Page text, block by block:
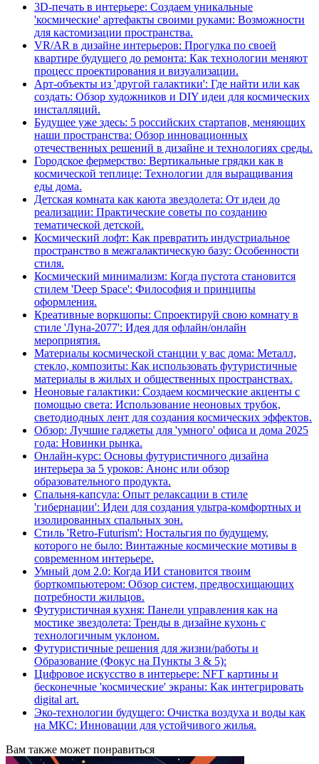
3D-печать в интерьере: Создаем уникальные
'космические' артефакты своими руками: Возможности
для кастомизации пространства.
VR/AR в дизайне интерьеров: Прогулка по своей
квартире будущего до ремонта: Как технологии меняют
процесс проектирования и визуализации.
Арт-объекты из 'другой галактики': Где найти или как
создать: Обзор художников и DIY идеи для космических
инсталляций.
Будущее уже здесь: 5 российских стартапов, меняющих
наши пространства: Обзор инновационных
отечественных решений в дизайне и технологиях среды.
Городское фермерство: Вертикальные грядки как в
космической теплице: Технологии для выращивания
еды дома.
Детская комната как каюта звездолета: От идеи до
реализации: Практические советы по созданию
тематической детской.
Космический лофт: Как превратить индустриальное
пространство в межгалактическую базу: Особенности
стиля.
Космический минимализм: Когда пустота становится
стилем 'Deep Space': Философия и принципы
оформления.
Креативные воркшопы: Спроектируй свою комнату в
стиле 'Луна-2077': Идея для офлайн/онлайн
мероприятия.
Материалы космической станции у вас дома: Металл,
стекло, композиты: Как использовать футуристичные
материалы в жилых и общественных пространствах.
Неоновые галактики: Создаем космические акценты с
помощью света: Использование неоновых трубок,
светодиодных лент для создания космических эффектов.
Обзор: Лучшие гаджеты для 'умного' офиса и дома 2025
года: Новинки рынка.
Онлайн-курс: Основы футуристичного дизайна
интерьера за 5 уроков: Анонс или обзор
образовательного продукта.
Спальня-капсула: Опыт релаксации в стиле
'гибернации': Идеи для создания ультра-комфортных и
изолированных спальных зон.
Стиль 'Retro-Futurism': Ностальгия по будущему,
которого не было: Винтажные космические мотивы в
современном интерьере.
Умный дом 2.0: Когда ИИ становится твоим
борткомпьютером: Обзор систем, предвосхищающих
потребности жильцов.
Футуристичная кухня: Панели управления как на
мостике звездолета: Тренды в дизайне кухонь с
технологичным уклоном.
Футуристичные решения для жизни/работы и
Образование (Фокус на Пункты 3 & 5):
Цифровое искусство в интерьере: NFT картины и
бесконечные 'космические' экраны: Как интегрировать
digital art.
Эко-технологии будущего: Очистка воздуха и воды как
на МКС: Инновации для устойчивого жилья.
Вам также может понравиться